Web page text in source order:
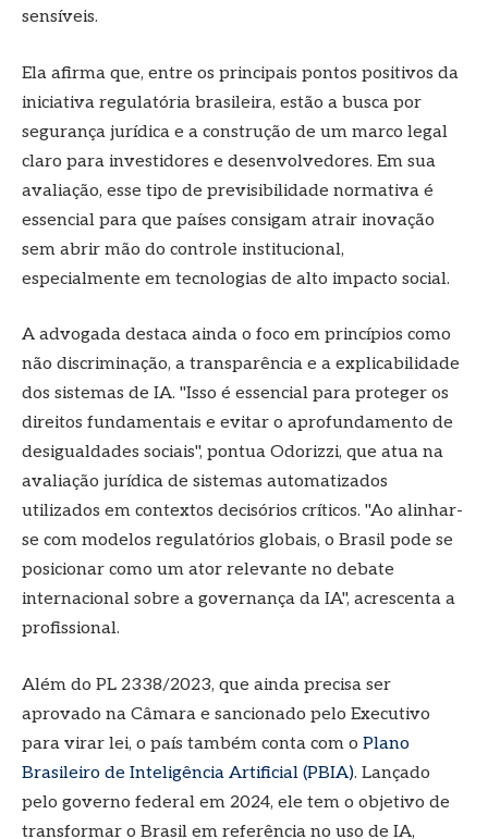
sensíveis.
Ela afirma que, entre os principais pontos positivos da
iniciativa regulatória brasileira, estão a busca por
segurança jurídica e a construção de um marco legal
claro para investidores e desenvolvedores. Em sua
avaliação, esse tipo de previsibilidade normativa é
essencial para que países consigam atrair inovação
sem abrir mão do controle institucional,
especialmente em tecnologias de alto impacto social.
A advogada destaca ainda o foco em princípios como
não discriminação, a transparência e a explicabilidade
dos sistemas de IA. "Isso é essencial para proteger os
direitos fundamentais e evitar o aprofundamento de
desigualdades sociais", pontua Odorizzi, que atua na
avaliação jurídica de sistemas automatizados
utilizados em contextos decisórios críticos. "Ao alinhar-
se com modelos regulatórios globais, o Brasil pode se
posicionar como um ator relevante no debate
internacional sobre a governança da IA", acrescenta a
profissional.
Além do PL 2338/2023, que ainda precisa ser
aprovado na Câmara e sancionado pelo Executivo
para virar lei, o país também conta com o Plano
Brasileiro de Inteligência Artificial (PBIA). Lançado
pelo governo federal em 2024, ele tem o objetivo de
transformar o Brasil em referência no uso de IA,